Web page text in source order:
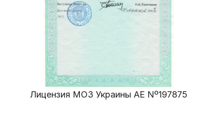
Лицензия МОЗ Украины АЕ Nº197875